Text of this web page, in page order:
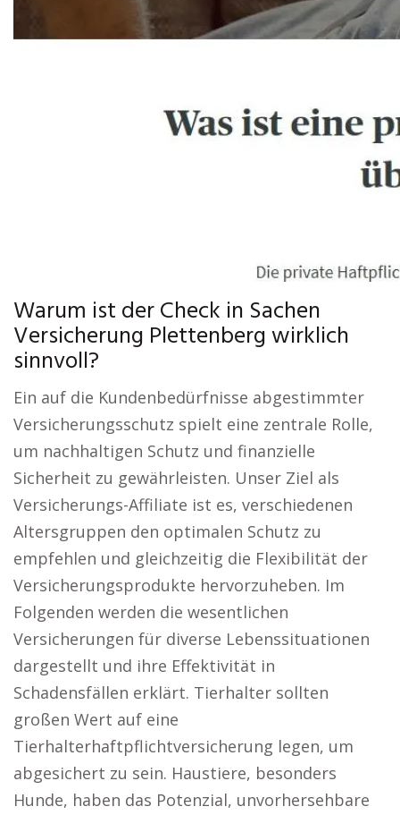
Warum ist der Check in Sachen
Versicherung Plettenberg wirklich
sinnvoll?
Ein auf die Kundenbedürfnisse abgestimmter
Versicherungsschutz spielt eine zentrale Rolle,
um nachhaltigen Schutz und finanzielle
Sicherheit zu gewährleisten. Unser Ziel als
Versicherungs-Affiliate ist es, verschiedenen
Altersgruppen den optimalen Schutz zu
empfehlen und gleichzeitig die Flexibilität der
Versicherungsprodukte hervorzuheben. Im
Folgenden werden die wesentlichen
Versicherungen für diverse Lebenssituationen
dargestellt und ihre Effektivität in
Schadensfällen erklärt. Tierhalter sollten
großen Wert auf eine
Tierhalterhaftpflichtversicherung legen, um
abgesichert zu sein. Haustiere, besonders
Hunde, haben das Potenzial, unvorhersehbare